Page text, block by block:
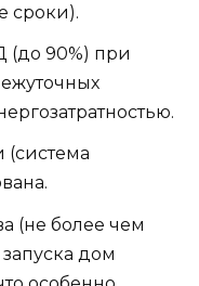
сроки).
(до 90%) при
(система
(не более чем
дом